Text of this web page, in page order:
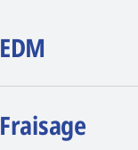
EDM
érosion (EDM).
Fraisage